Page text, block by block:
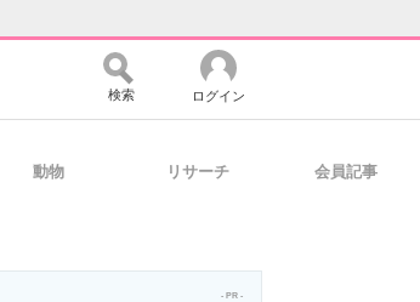
検索 ログイン
動物 リサーチ 会員記事
- PR -